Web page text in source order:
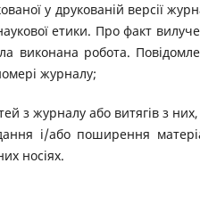
у друкованій версії
етики. Про факт
виконана робота.
журналу;
з журналу або витягів з
і/або поширення
носіях.